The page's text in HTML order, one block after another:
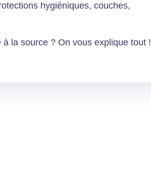
hygiéniques, couches,
la source ? On vous explique tout !